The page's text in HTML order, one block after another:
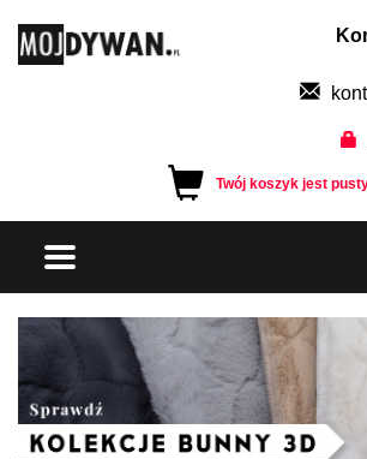
Twój koszyk jest